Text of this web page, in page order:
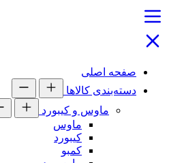
صفحه اصلی
دسته‌بندی کالاها
ماوس و کیبورد
ماوس
کیبورد
کمبو